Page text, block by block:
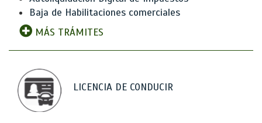
Baja de Habilitaciones comerciales
MÁS TRÁMITES
LICENCIA DE CONDUCIR